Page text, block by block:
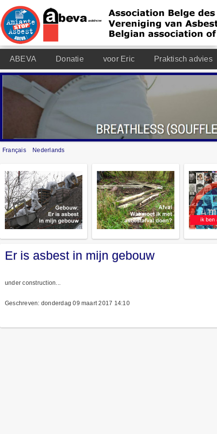
ABEVA Donatie voor Eric Praktisch advies
Français Nederlands
Er is asbest in mijn gebouw
under construction...
Geschreven: donderdag 09 maart 2017 14:10